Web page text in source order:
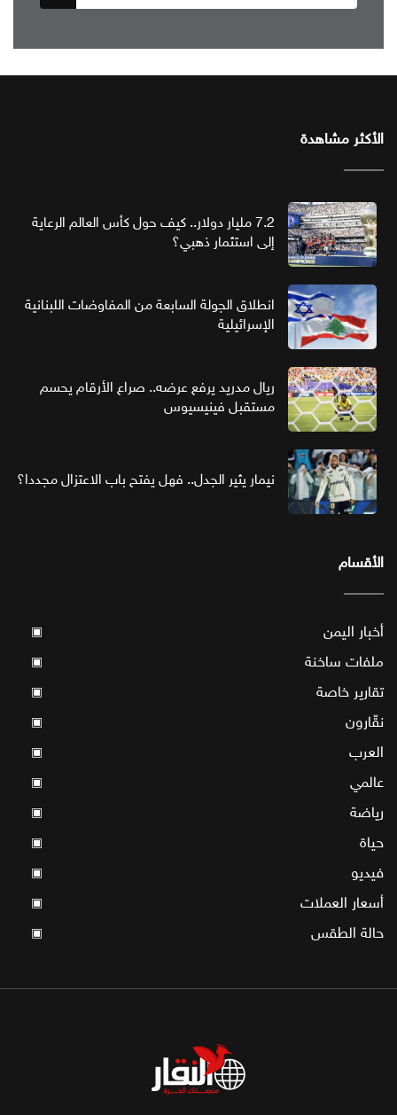
الأكثر مشاهدة
7.2 مليار دولار.. كيف حول كأس العالم الرعاية
إلى استثمار ذهبي؟
انطلاق الجولة السابعة من المفاوضات اللبنانية
الإسرائيلية
ريال مدريد يرفع عرضه.. صراع الأرقام يحسم
مستقبل فينيسيوس
نيمار يثير الجدل.. فهل يفتح باب الاعتزال مجددا؟
الأقسام
أخبار اليمن ▣
ملفات ساخنة ▣
تقارير خاصة ▣
نقّارون ▣
العرب ▣
عالمي ▣
رياضة ▣
حياة ▣
فيديو ▣
أسعار العملات ▣
حالة الطقس ▣